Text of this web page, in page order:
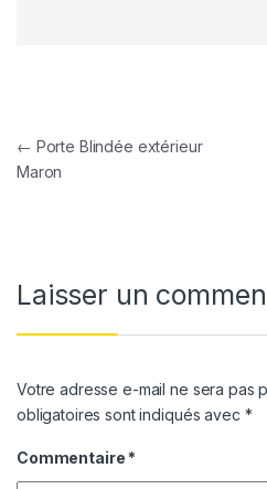
Navigation de l’article
← Porte Blindée extérieur
Maron
Laisser un
Votre adresse e-mail ne sera pas
obligatoires sont indiqués avec *
Commentaire *